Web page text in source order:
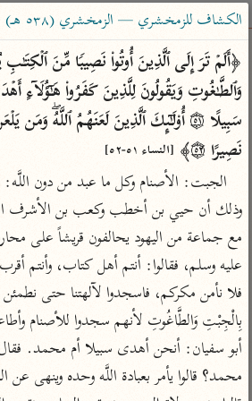
ساهم معنا في نشر القرآن
الباحث
بحث تفسير علوم
2 or more characters for results.
Type 1 or more
characters for results.
أمّهات
تفسير الطبري
تفسير ابن كثير
تفسير القرطبي
تفسير البغوي
عامّة
فتح البيان للقنوجي
فتح القدير للشوكاني
تفسير ابن جزي
موسوعات
الكشاف للزمخشري — الزمخشري (٥٣٨ هـ)
نَصِیرًا ۝٥٢﴾
[النساء ٥١-٥٢]